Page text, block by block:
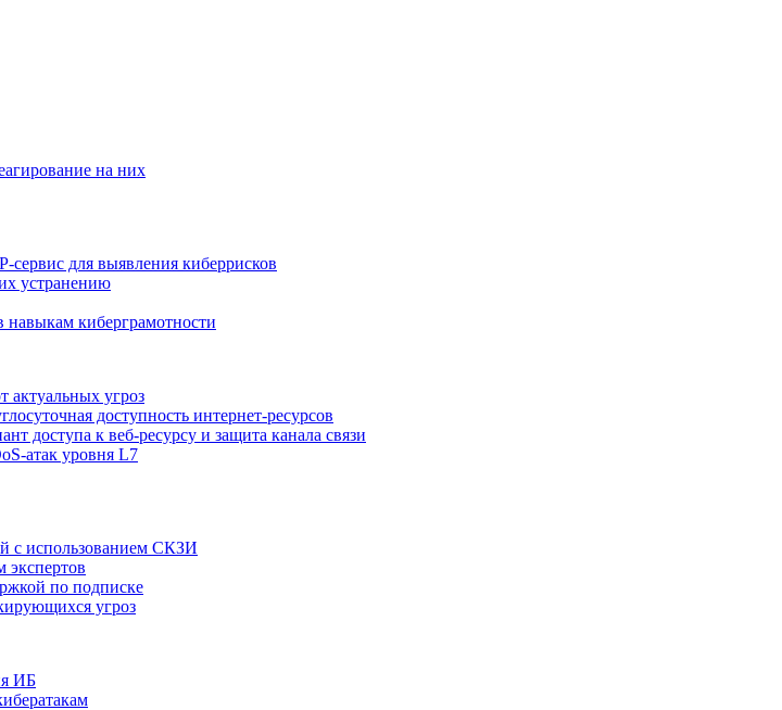
на них
для выявления киберрисков
устранению
навыкам киберграмотности
актуальных угроз
доступность интернет-ресурсов
доступа к веб‑ресурсу и защита канала связи
уровня L7
с использованием СКЗИ
экспертов
по подписке
угроз
ИБ